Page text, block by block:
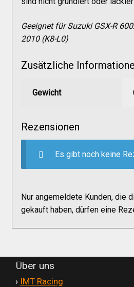
Allgemeine
FAQs
Impressum
Datenschutzerklärung
Zahlungsarten
Geeignet für Suzuki GSX-R
2010 (K8-L0)
Zusätzliche
Gewicht
Rezensionen
Es gibt noch keine
Nur angemeldete Kunden, die
gekauft haben, dürfen eine
Über uns
› IMT Racing